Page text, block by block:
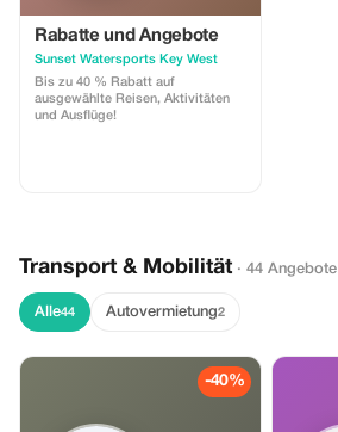
Rabatte und Angebote
Sunset Watersports Key West
Bis zu 40 % Rabatt auf
ausgewählte Reisen, Aktivitäten
und Ausflüge!
Transport & Mobilität · 44 Angebote
Alle44 Autovermietung2
-40%